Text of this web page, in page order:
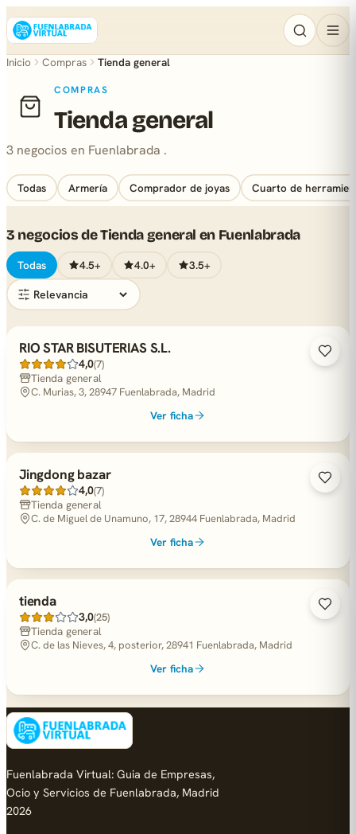
Inicio Compras Tienda general
COMPRAS
Tienda general
3 negocios en Fuenlabrada .
Todas Armería Comprador de joyas Cuarto de
3 negocios de Tienda general en Fuenlabrada
Todas 4.5+ 4.0+ 3.5+
RIO STAR BISUTERIAS S.L.
4,0(7)
Tienda general
C. Murias, 3, 28947 Fuenlabrada, Madrid
Ver ficha
Jingdong bazar
4,0(7)
Tienda general
C. de Miguel de Unamuno, 17, 28944 Fuenlabrada, Madrid
Ver ficha
tienda
3,0(25)
Tienda general
C. de las Nieves, 4, posterior, 28941 Fuenlabrada, Madrid
Ver ficha
Fuenlabrada Virtual: Guia de Empresas,
Ocio y Servicios de Fuenlabrada, Madrid
2026